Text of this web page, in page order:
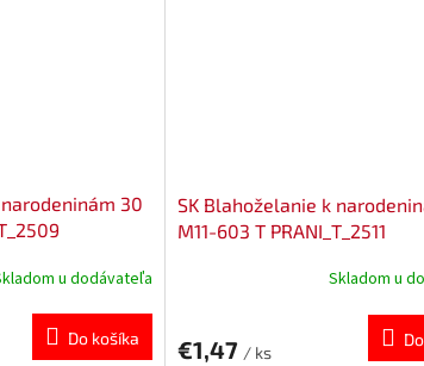
30
u dodávateľa
Do košíka
SK Blahoželanie k
M11-603 T PRANI_T_2511
Skladom u
€1,47 / ks